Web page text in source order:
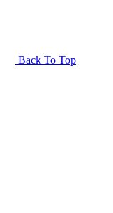
Back To Top